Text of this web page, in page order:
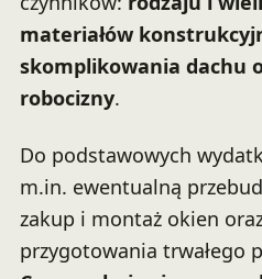
materiałów
skomplikowania dachu
robocizny.
Do podstawowych
m.in. ewentualną
zakup i montaż okien
przygotowania trwałego